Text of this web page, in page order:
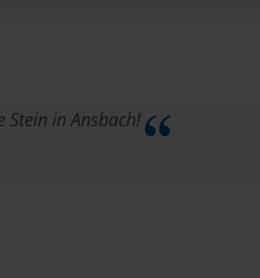
in Ansbach!